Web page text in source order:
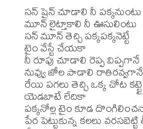
సన్ షైన్ చూడాలి నీ పక్కనుంటు
మూన్ లైట్తాకాలి నీ ఊసులింటు
సన్ మూన్ తెచ్చి పక్కపక్కనెట్టే
టైం వేస్టే చేయకా
నీ రూపు చూడాలి రెప్ప విప్పగానే
నువ్వు జోల పాడాలి రాతిరవ్వగానే
రేయి పగలు తెచ్చి ఒక్క చోట కట్టై
యెడబాటే లేదికా
పక్కనోల్ల టైం కూడ
పేర పెట్టుకున్న కలలు